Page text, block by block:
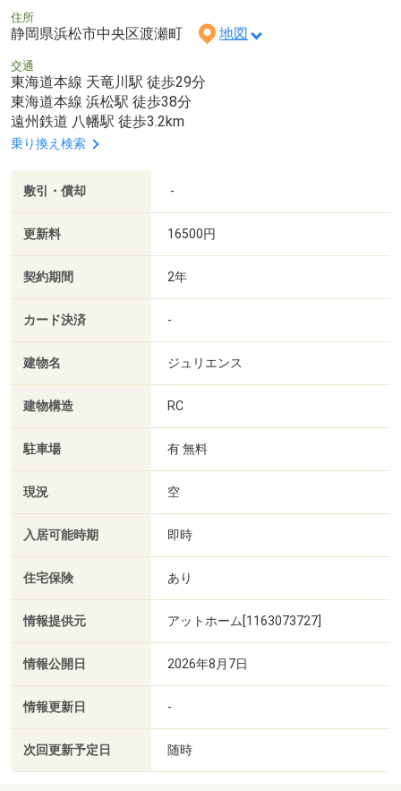
住所
静岡県浜松市中央区渡瀬町 地図
交通
東海道本線 天竜川駅 徒歩29分
東海道本線 浜松駅 徒歩38分
遠州鉄道 八幡駅 徒歩3.2km
乗り換え検索
敷引・償却 -
更新料 16500円
契約期間 2年
カード決済 -
建物名 ジュリエンス
建物構造 RC
駐車場 有 無料
現況 空
入居可能時期 即時
住宅保険 あり
情報提供元 アットホーム[1163073727]
情報公開日 2026年8月7日
情報更新日 -
次回更新予定日 随時